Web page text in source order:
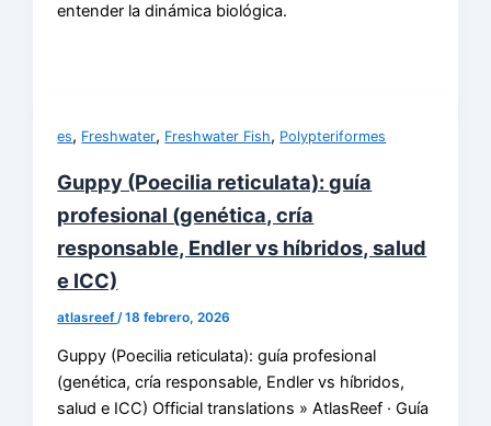
entender la dinámica biológica.
es, Freshwater, Freshwater Fish, Polypteriformes
Guppy (Poecilia reticulata): guía
profesional (genética, cría
responsable, Endler vs híbridos, salud
e ICC)
atlasreef /18 febrero, 2026
Guppy (Poecilia reticulata): guía profesional
(genética, cría responsable, Endler vs híbridos,
salud e ICC) Official translations » AtlasReef · Guía